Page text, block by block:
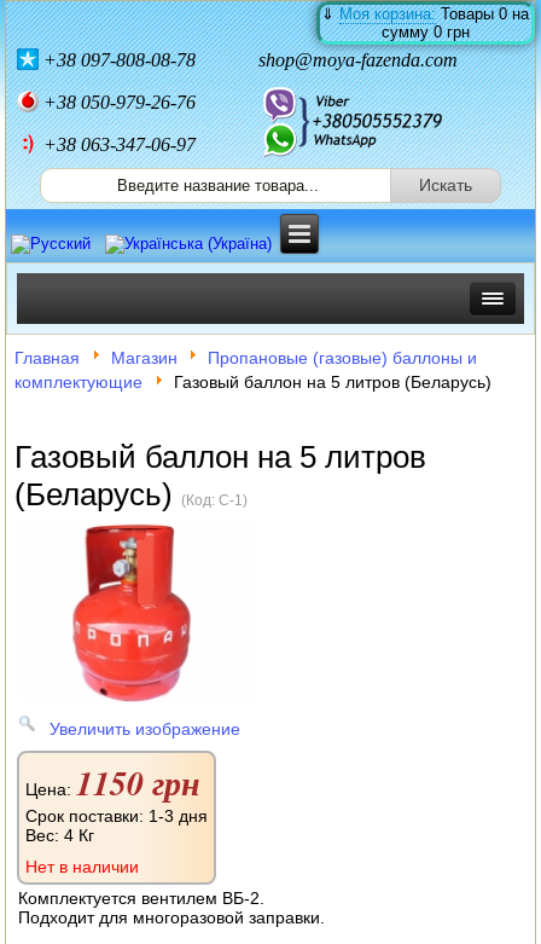
⇓Моя корзина:Товары0на
сумму0 грн
+38097-808-08-78 shop@moya-fazenda.com
+38050-979-26-76
+38 063-347-06-97
ИНКУБАТОРЫ
ЗЕРНОДРОБИЛКИ
КОРМОРЕЗКИ
СОЛОМОРЕЗКИ
АВТОКЛАВЫ
ДЛЯ ОГОРОДА
НАВЕСНОЕ ДЛЯ МОТОБЛОКОВ
СЕПАРАТОРЫ И МАСЛОБОЙКИ
СЫРОВАРНИ
ШИНКОВКИ
ОБОГРЕВАТЕЛИ
Главная Магазин
Пропановые (газовые) баллоны и
комплектующие
Газовый баллон на 5 литров (Беларусь)
Газовый баллон на 5 литров
(Беларусь)(Код:C-1)
Увеличить изображение
Цена: 1150 грн
Срок поставки: 1-3 дня
Вес:4 Кг
Нет в наличии
Комплектуется вентилем ВБ-2.
Подходит для многоразовой заправки.